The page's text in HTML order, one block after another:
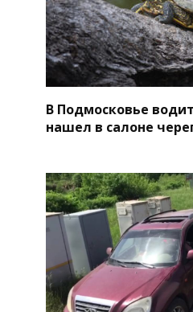
В Подмосковье
нашел в салоне